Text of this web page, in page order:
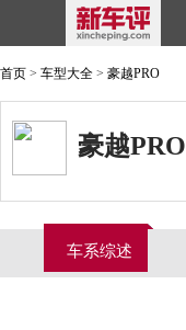
首页 > 车型大全 > 豪越PRO
豪越PRO
车系综述